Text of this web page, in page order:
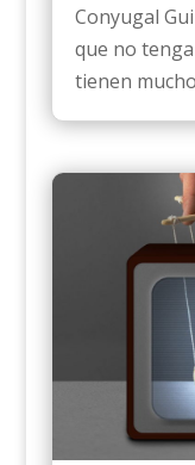
Conyugal
que no
tienen